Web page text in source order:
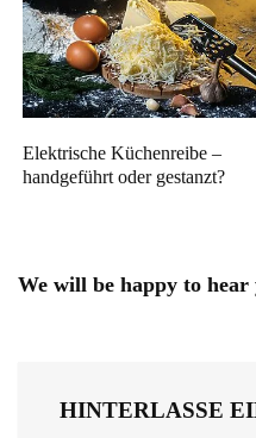
Elektrische Küchenreibe –
handgeführt oder gestanzt?
We will be happy to
HINTERLASSE